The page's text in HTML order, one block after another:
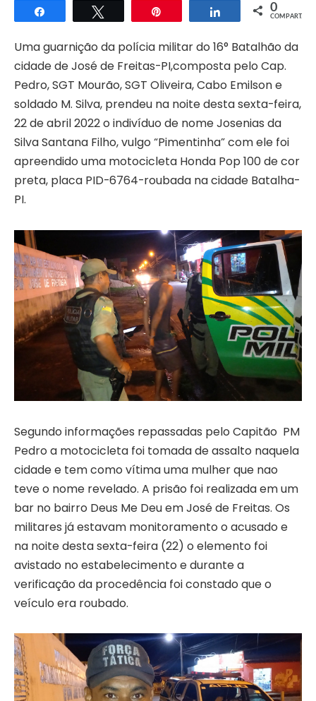
Compartilhar Compartilhar
0
COMPART.
Uma guarnição da polícia militar do 16° Batalhão da
cidade de José de Freitas-PI,composta pelo Cap.
Pedro, SGT Mourão, SGT Oliveira, Cabo Emilson e
soldado M. Silva, prendeu na noite desta sexta-feira,
22 de abril 2022 o indivíduo de nome Josenias da
Silva Santana Filho, vulgo “Pimentinha” com ele foi
apreendido uma motocicleta Honda Pop 100 de cor
preta, placa PID-6764-roubada na cidade Batalha-
PI.
Segundo informações repassadas pelo Capitão PM
Pedro a motocicleta foi tomada de assalto naquela
cidade e tem como vítima uma mulher que nao
teve o nome revelado. A prisão foi realizada em um
bar no bairro Deus Me Deu em José de Freitas. Os
militares já estavam monitoramento o acusado e
na noite desta sexta-feira (22) o elemento foi
avistado no estabelecimento e durante a
verificação da procedência foi constado que o
veículo era roubado.